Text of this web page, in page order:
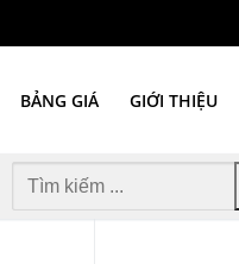
BẢNG GIÁ GIỚI THIỆU
Tìm